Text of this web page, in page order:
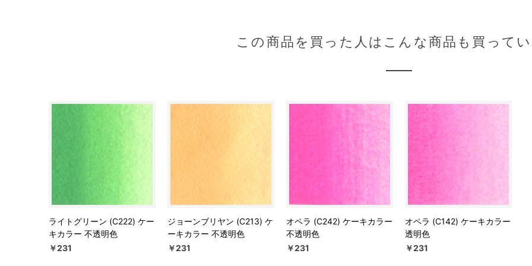
この商品を買った人はこんな商品も買って
ライトグリーン (C222) ケー
キカラー 不透明色
￥231
ジョーンブリヤン (C213) ケ
ーキカラー 不透明色
￥231
オペラ (C242) ケーキカラー
不透明色
￥231
オペラ (C142) ケーキカラー
透明色
￥231